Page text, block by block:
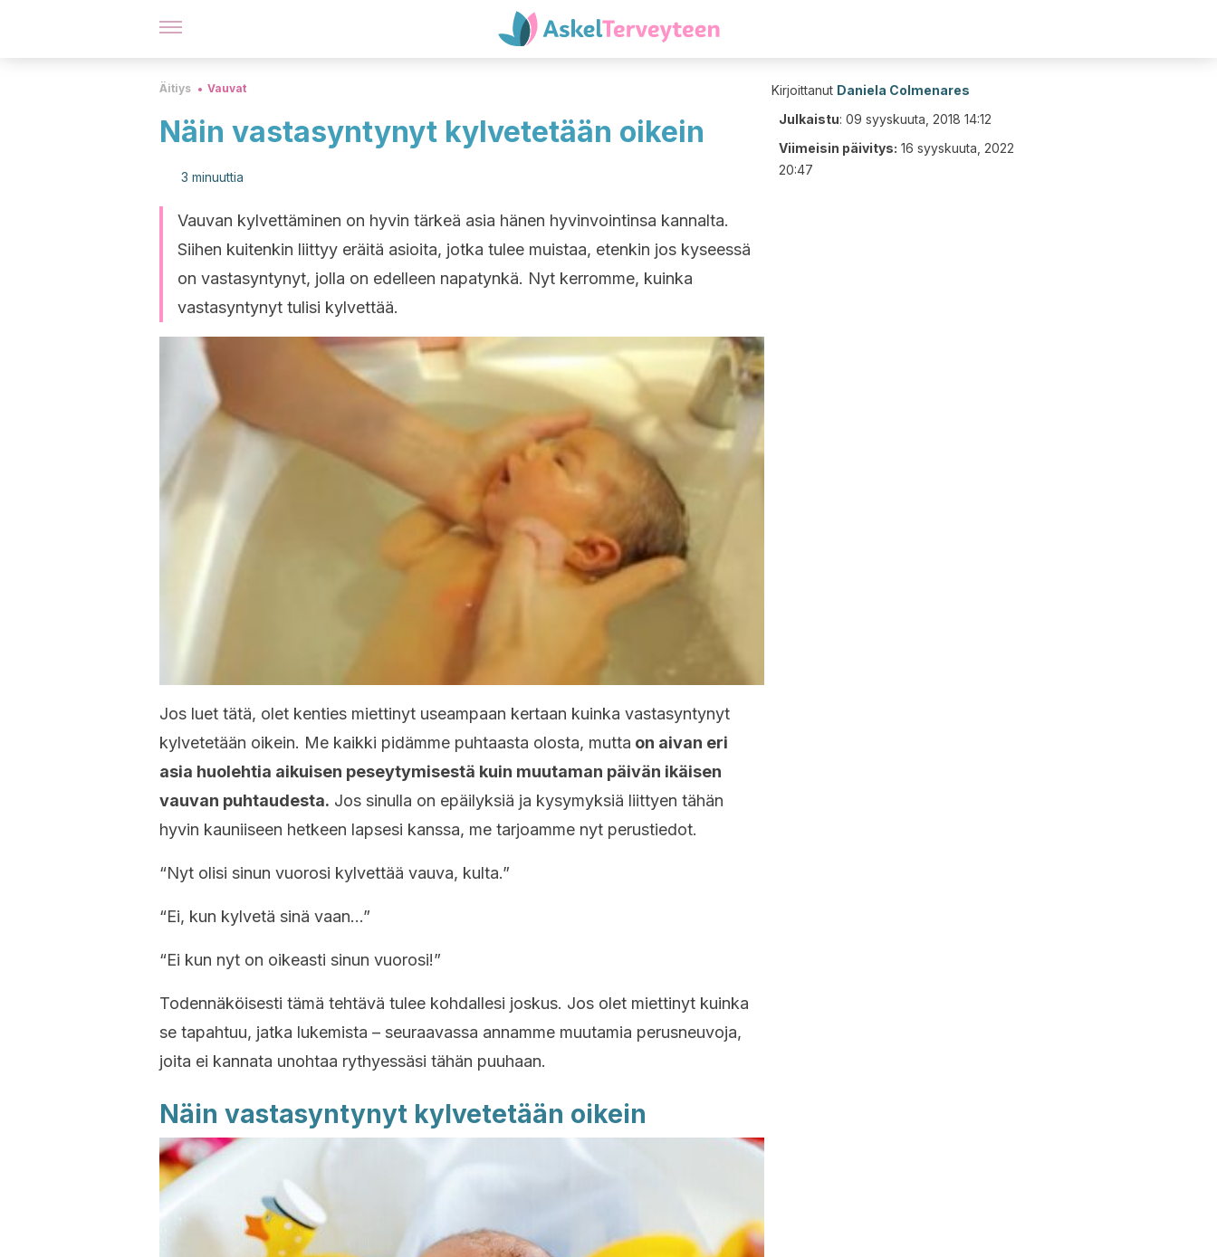
Äitiys Vauvat
Näin vastasyntynyt kylvetetään oikein
3 minuuttia
Vauvan kylvettäminen on hyvin tärkeä asia hänen hyvinvointinsa kannalta.
Siihen kuitenkin liittyy eräitä asioita, jotka tulee muistaa, etenkin jos kyseessä
on vastasyntynyt, jolla on edelleen napatynkä. Nyt kerromme, kuinka
vastasyntynyt tulisi kylvettää.
Jos luet tätä, olet kenties miettinyt useampaan kertaan kuinka vastasyntynyt
kylvetetään oikein. Me kaikki pidämme puhtaasta olosta, mutta on aivan eri
asia huolehtia aikuisen peseytymisestä kuin muutaman päivän ikäisen
vauvan puhtaudesta. Jos sinulla on epäilyksiä ja kysymyksiä liittyen tähän
hyvin kauniiseen hetkeen lapsesi kanssa, me tarjoamme nyt perustiedot.
“Nyt olisi sinun vuorosi kylvettää vauva, kulta.”
“Ei, kun kylvetä sinä vaan…”
“Ei kun nyt on oikeasti sinun vuorosi!”
Todennäköisesti tämä tehtävä tulee kohdallesi joskus. Jos olet miettinyt kuinka
se tapahtuu, jatka lukemista – seuraavassa annamme muutamia perusneuvoja,
joita ei kannata unohtaa rythyessäsi tähän puuhaan.
Näin vastasyntynyt kylvetetään oikein
Kirjoittanut Daniela Colmenares
Julkaistu: 09 syyskuuta, 2018 14:12
Viimeisin päivitys: 16 syyskuuta, 2022
20:47